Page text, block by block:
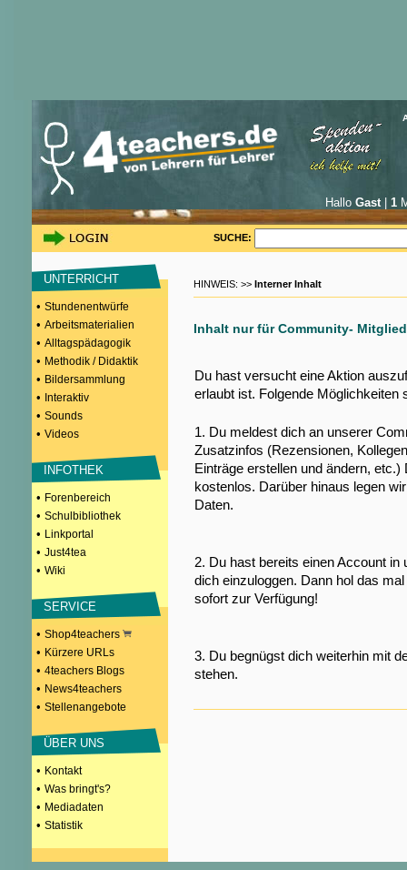
Hallo Gast| 1
SUCHE:
UNTERRICHT
• Stundenentwürfe
• Arbeitsmaterialien
• Alltagspädagogik
• Methodik / Didaktik
• Bildersammlung
• Interaktiv
• Sounds
• Videos
INFOTHEK
• Forenbereich
• Schulbibliothek
• Linkportal
• Just4tea
• Wiki
SERVICE
• Shop4teachers
• Kürzere URLs
• 4teachers Blogs
• News4teachers
• Stellenangebote
ÜBER UNS
• Kontakt
• Was bringt's?
• Mediadaten
• Statistik
HINWEIS: >> Interner Inhalt
Inhalt nur für Community-
Du hast versucht eine Aktion
erlaubt ist. Folgende Möglichkeiten
1. Du meldest dich an unserer
Zusatzinfos (Rezensionen,
Einträge erstellen und ändern,
kostenlos. Darüber hinaus legen
Daten.
2. Du hast bereits einen Account
dich einzuloggen. Dann hol das
sofort zur Verfügung!
3. Du begnügst dich weiterhin mit
stehen.